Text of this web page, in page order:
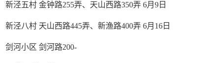
新泾五村 金钟路255弄、天山西路350弄 6月9日
新泾八村 天山西路445弄、新渔路400弄 6月16日
剑河小区 剑河路200-